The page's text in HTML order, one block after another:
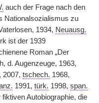
auch der Frage nach den
Nationalsozialismus zu
1934, Neuausg.
ist der 1939
Roman „Der
d. Augenzeuge, 1963,
2007, tschech. 1968,
1991, türk. 1998, span.
Autobiographie, die